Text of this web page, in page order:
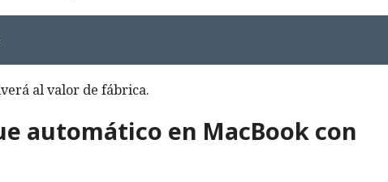
al valor de fábrica.
automático en MacBook con